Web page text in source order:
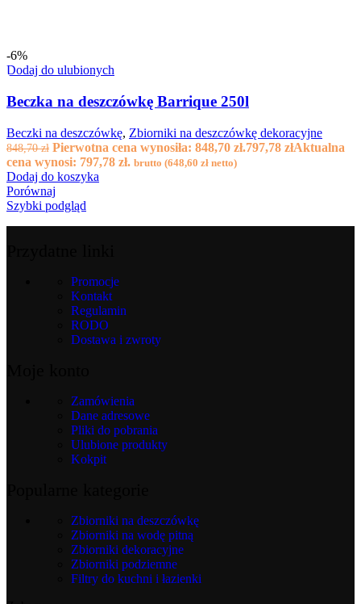
-6%
Dodaj do ulubionych
Beczka na deszczówkę Barrique 250l
Beczki na deszczówkę, Zbiorniki na deszczówkę dekoracyjne
848,70zł Pierwotna cena wynosiła: 848,70 zł.797,78 złAktualna
cena wynosi: 797,78 zł. brutto (648,60 zł netto)
Dodaj do koszyka
Porównaj
Szybki podgląd
Promocje
Kontakt
Regulamin
RODO
Dostawa i zwroty
Zamówienia
Dane adresowe
Pliki do pobrania
Ulubione produkty
Kokpit
Zbiorniki na deszczówkę
Zbiorniki na wodę pitną
Zbiorniki dekoracyjne
Zbiorniki podziemne
Filtry do kuchni i łazienki